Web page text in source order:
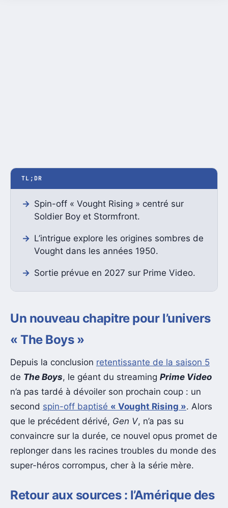
TL;DR
Spin-off « Vought Rising » centré sur
Soldier Boy et Stormfront.
L’intrigue explore les origines sombres de
Vought dans les années 1950.
Sortie prévue en 2027 sur Prime Video.
Un nouveau chapitre pour l’univers
« The Boys »
Depuis la conclusion retentissante de la saison 5
de The Boys, le géant du streaming Prime Video
n’a pas tardé à dévoiler son prochain coup : un
second spin-off baptisé « Vought Rising ». Alors
que le précédent dérivé, Gen V, n’a pas su
convaincre sur la durée, ce nouvel opus promet de
replonger dans les racines troubles du monde des
super-héros corrompus, cher à la série mère.
Retour aux sources : l’Amérique des